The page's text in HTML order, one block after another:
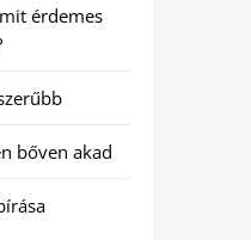
érdemes
bőven akad